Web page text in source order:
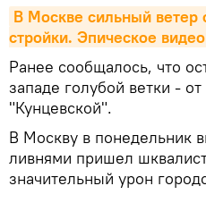
В Москве сильный ветер
стройки. Эпическое
Ранее сообщалось, что
западе голубой ветки -
"Кунцевской".
В Москву в понедельник
ливнями пришел
значительный урон